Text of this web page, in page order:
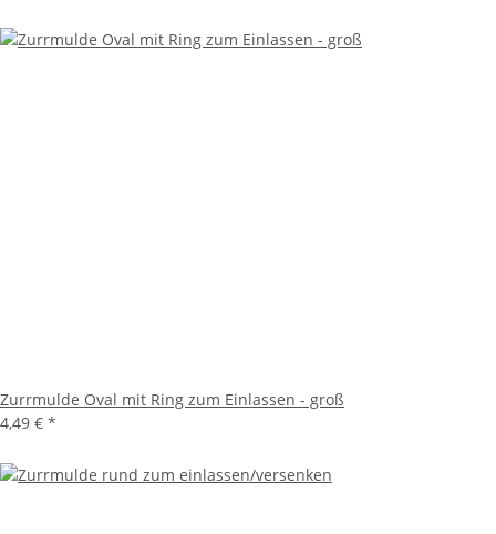
Zurrmulde Oval mit Ring zum Einlassen - groß
4,49 € *